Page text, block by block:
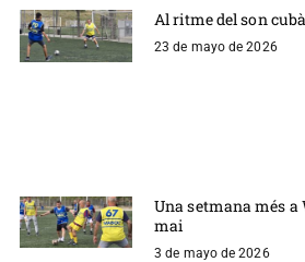
Al ritme del son
23 de mayo de 2026
Una setmana més a
mai
3 de mayo de 2026